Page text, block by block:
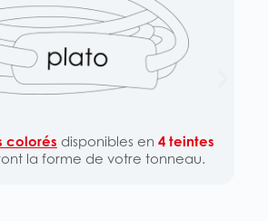
colorés disponibles en 4 teintes
la forme de votre tonneau.